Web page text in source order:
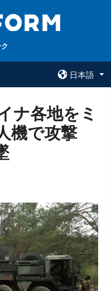
日本語
ウクルインフォ
ルム
ウクルインフォル
ナ各地をミ
機で攻撃